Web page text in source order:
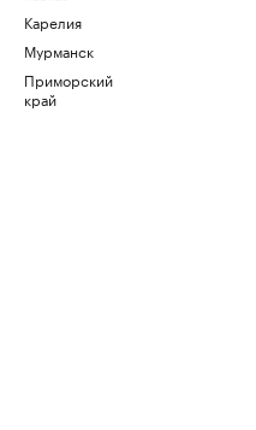
Карелия
Мурманск
Приморский
край